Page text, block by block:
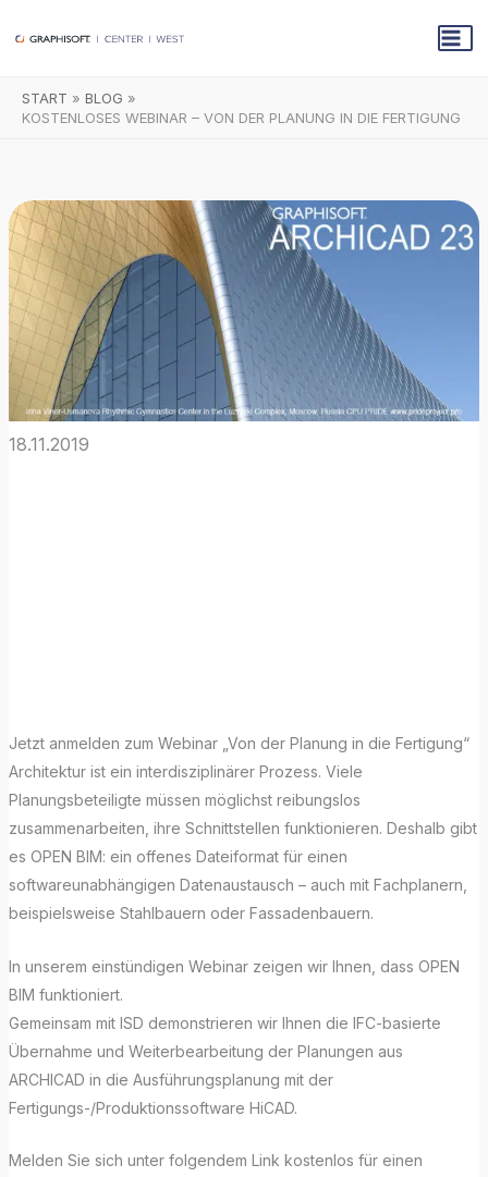
Inhalt
START
BLOG
KOSTENLOSES WEBINAR – VON DER PLANUNG IN DIE FERTIGUNG
18.11.2019
Jetzt anmelden zum Webinar „Von der Planung in die Fertigung“
Architektur ist ein interdisziplinärer Prozess. Viele
Planungsbeteiligte müssen möglichst reibungslos
zusammenarbeiten, ihre Schnittstellen funktionieren. Deshalb gibt
es OPEN BIM: ein offenes Dateiformat für einen
softwareunabhängigen Datenaustausch – auch mit Fachplanern,
beispielsweise Stahlbauern oder Fassadenbauern.
In unserem einstündigen Webinar zeigen wir Ihnen, dass OPEN
BIM funktioniert.
Gemeinsam mit ISD demonstrieren wir Ihnen die IFC-basierte
Übernahme und Weiterbearbeitung der Planungen aus
ARCHICAD in die Ausführungsplanung mit der
Fertigungs-/Produktionssoftware HiCAD.
Melden Sie sich unter folgendem Link kostenlos für einen